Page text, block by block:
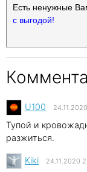
Есть ненужные
с выгодой!
U100
Тупой и
разжиться.
Kiki 24.11.2020